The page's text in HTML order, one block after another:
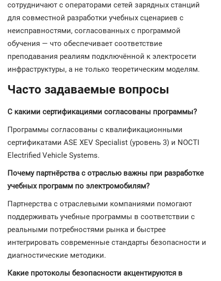
сотрудничают с операторами сетей зарядных станций
для совместной разработки учебных сценариев с
неисправностями, согласованных с программой
обучения — что обеспечивает соответствие
преподавания реалиям подключённой к электросети
инфраструктуры, а не только теоретическим моделям.
Часто задаваемые вопросы
С какими сертификациями согласованы программы?
Программы согласованы с квалификационными
сертификатами ASE XEV Specialist (уровень 3) и NOCTI
Electrified Vehicle Systems.
Почему партнёрства с отраслью важны при разработке
учебных программ по электромобилям?
Партнерства с отраслевыми компаниями помогают
поддерживать учебные программы в соответствии с
реальными потребностями рынка и быстрее
интегрировать современные стандарты безопасности и
диагностические методики.
Какие протоколы безопасности акцентируются в